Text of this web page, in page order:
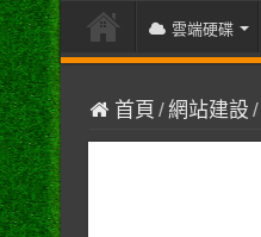
雲端硬碟
首頁 /網站建設 /